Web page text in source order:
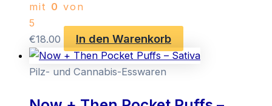
mit 0 von
5
€18.00 In den Warenkorb
Pilz- und Cannabis-Esswaren